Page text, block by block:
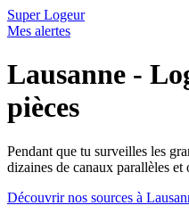
Super Logeur
Mes alertes
Lausanne -
pièces
Pendant que tu surveilles les
dizaines de canaux parallèles
Découvrir nos sources à